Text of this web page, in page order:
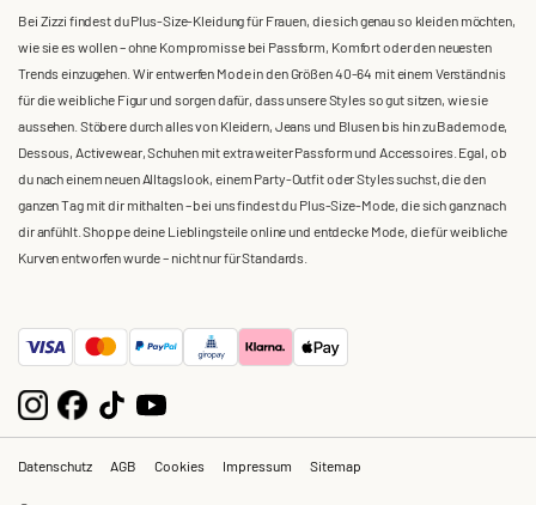
Bei Zizzi findest du Plus-Size-Kleidung für Frauen, die sich genau so kleiden möchten,
wie sie es wollen – ohne Kompromisse bei Passform, Komfort oder den neuesten
Trends einzugehen. Wir entwerfen Mode in den Größen 40-64 mit einem Verständnis
für die weibliche Figur und sorgen dafür, dass unsere Styles so gut sitzen, wie sie
aussehen. Stöbere durch alles von Kleidern, Jeans und Blusen bis hin zu Bademode,
Dessous, Activewear, Schuhen mit extra weiter Passform und Accessoires. Egal, ob
du nach einem neuen Alltagslook, einem Party-Outfit oder Styles suchst, die den
ganzen Tag mit dir mithalten – bei uns findest du Plus-Size-Mode, die sich ganz nach
dir anfühlt. Shoppe deine Lieblingsteile online und entdecke Mode, die für weibliche
Kurven entworfen wurde – nicht nur für Standards.
Datenschutz AGB Cookies Impressum Sitemap